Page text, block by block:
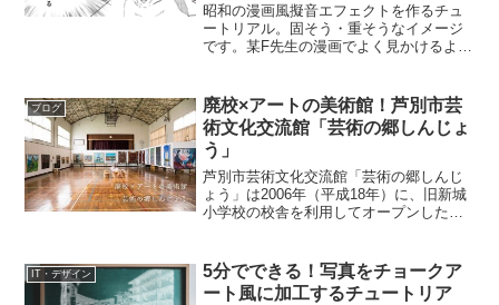
昭和の漫画風擬音エフェクトを作るチュ
ートリアル。固そう・重そうなイメージ
です。某F先生の漫画でよく見かけるよう
ら1. テキストを用意する使用フォント：
Gavadon U...
ブログ
廃校×アートの美術館！芦別市芸
術文化交流館「芸術の郷しんじょ
う」
芦別市芸術文化交流館「芸術の郷しんじ
ょう」は2006年（平成18年）に、旧新城
小学校の校舎を利用してオープンした美
用され、作家と直接交流することもでき
ます。芸術の郷しん...
IT・デザイン
5分でできる！写真をチョークア
ート風に加工するチュートリア